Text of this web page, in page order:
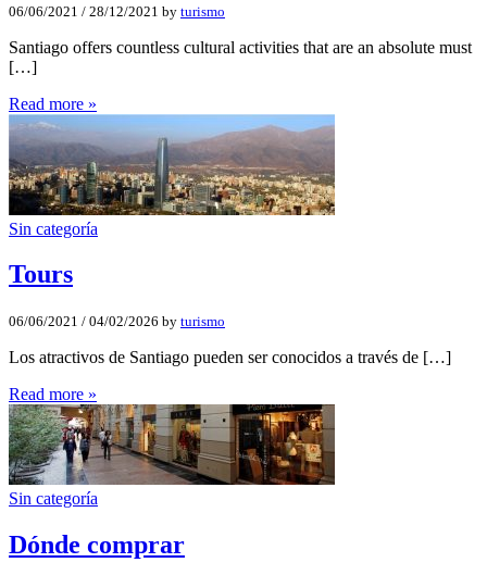
06/06/2021 / 28/12/2021 by turismo
Santiago offers countless cultural activities that are an absolute must
[…]
Read more »
Sin categoría
Tours
06/06/2021 / 04/02/2026 by turismo
Los atractivos de Santiago pueden ser conocidos a través de […]
Read more »
Sin categoría
Dónde comprar